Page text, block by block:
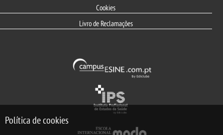
Cookies
Livro de Reclamações
Política de cookies